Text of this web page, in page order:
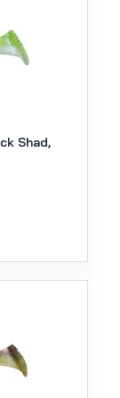
Shad,